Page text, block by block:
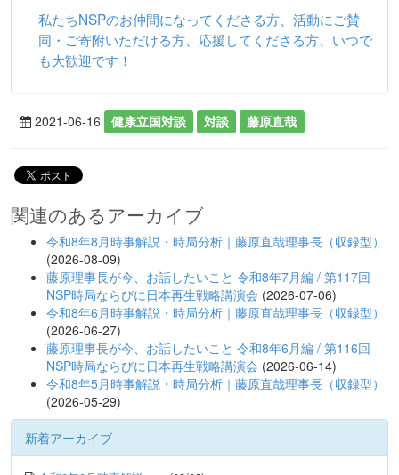
私たちNSPのお仲間になってくださる方、活動にご賛
同・ご寄附いただける方、応援してくださる方、いつで
も大歓迎です！
2021-06-16 健康立国対談 対談 藤原直哉
関連のあるアーカイブ
令和8年8月時事解説・時局分析｜藤原直哉理事長（収録型）
(2026-08-09)
藤原理事長が今、お話したいこと 令和8年7月編 / 第117回
NSP時局ならびに日本再生戦略講演会 (2026-07-06)
令和8年6月時事解説・時局分析｜藤原直哉理事長（収録型）
(2026-06-27)
藤原理事長が今、お話したいこと 令和8年6月編 / 第116回
NSP時局ならびに日本再生戦略講演会 (2026-06-14)
令和8年5月時事解説・時局分析｜藤原直哉理事長（収録型）
(2026-05-29)
新着アーカイブ